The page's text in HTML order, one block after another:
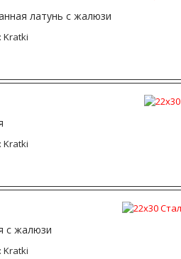
латунь с жалюзи
Kratki
Kratki
с жалюзи
Kratki